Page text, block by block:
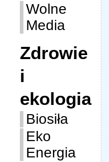
Wolne
Media
Zdrowie
i
ekologia
Biosiła
Eko
Energia